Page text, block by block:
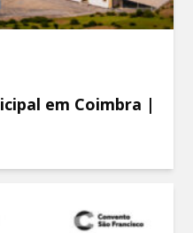
em Coimbra |